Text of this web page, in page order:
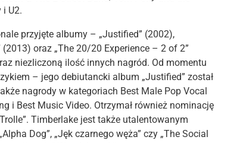
i U2.
przyjęte albumy – „Justified” (2002),
oraz „The 20/20 Experience – 2 of 2”
niezliczoną ilość innych nagród. Od momentu
– jego debiutancki album „Justified” został
nagrody w kategoriach Best Male Pop Vocal
i Best Music Video. Otrzymał również nominację
Timberlake jest także utalentowanym
Dog”, „Jęk czarnego węża” czy „The Social